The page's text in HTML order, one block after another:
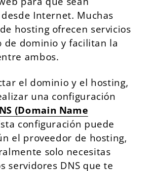
Internet. Muchas
hosting ofrecen servicios
de dominio y facilitan la
ambos.
el dominio y el hosting,
una configuración
(Domain Name
configuración puede
el proveedor de hosting,
solo necesitas
servidores DNS que te